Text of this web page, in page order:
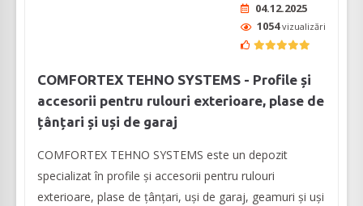
04.12.2025
1054vizualizări
COMFORTEX TEHNO SYSTEMS - Profile și
accesorii pentru rulouri exterioare, plase de
țânțari și uși de garaj
COMFORTEX TEHNO SYSTEMS este un depozit
specializat în profile și accesorii pentru rulouri
exterioare, plase de țânțari, uși de garaj, geamuri și uși